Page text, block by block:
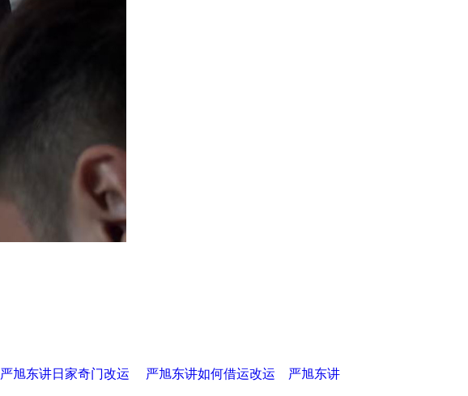
严旭东讲日家奇门改运 严旭东讲如何借运改运
严旭东讲